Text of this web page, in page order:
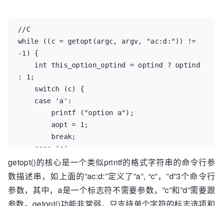
//C
while ((c = getopt(argc, argv, "ac:d:")) !=
-1) {
: 1;
        printf ("option c with value '%s'",
optarg);
        copt = optarg;
        break;
getopt()的核心是一个类似printf的格式字符串的命令行参
数描述串，如上面的”ac:d:”定义了”a”, “c”，”d”3个命令行
参数，其中，a是一个标志符不需要参数，”c”和”d”需要跟